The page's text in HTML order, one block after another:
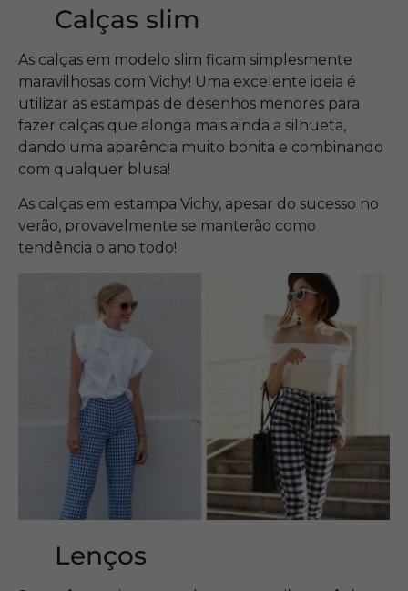
Calças slim
As calças em modelo slim ficam simplesmente
maravilhosas com Vichy! Uma excelente ideia é
utilizar as estampas de desenhos menores para
fazer calças que alonga mais ainda a silhueta,
dando uma aparência muito bonita e combinando
com qualquer blusa!
As calças em estampa Vichy, apesar do sucesso no
verão, provavelmente se manterão como
tendência o ano todo!
Lenços